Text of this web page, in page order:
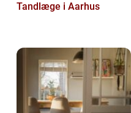
Tandlæge i Aarhus